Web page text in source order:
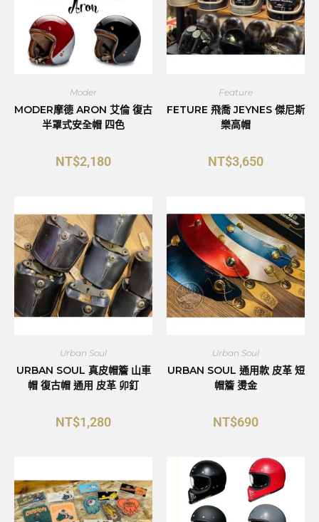
Moder
MODER摩德 ARON 艾倫 復古
半罩式安全帽 四色
NT$2,180
Feature
FETURE 飛喬 JEYNES 傑尼斯
樂高帽
NT$3,650
Urban Soul
URBAN SOUL 真皮帽簷 山車
帽 復古帽 通用 皮革 卯釘
NT$1,280
Urban Soul
URBAN SOUL 通用款 皮革 短
帽簷 燙金
NT$690